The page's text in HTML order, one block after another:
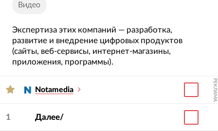
Видео
Экспертиза этих компаний — разработка,
развитие и внедрение цифровых продуктов
(сайты, веб-сервисы, интернет-магазины,
приложения, программы).
Notamedia РЕКЛАМА
1 Далее/